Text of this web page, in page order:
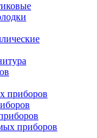
приборов
приборов